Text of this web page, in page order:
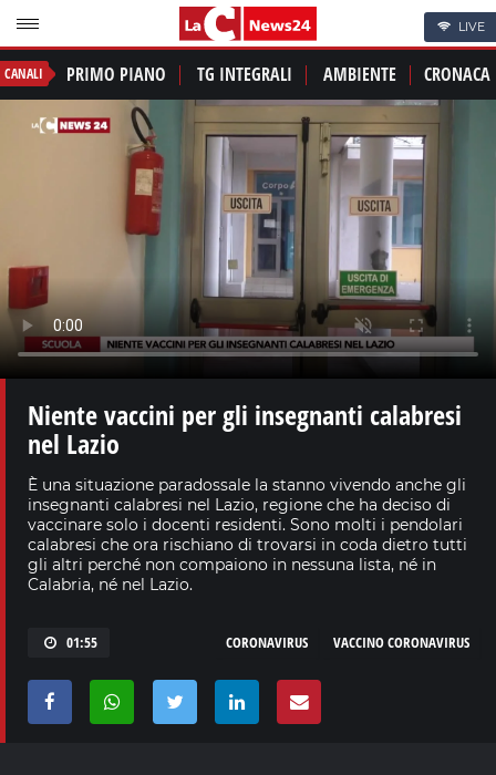
LIVE
CANALI PRIMO PIANO TG INTEGRALI AMBIENTE CRONACA
Niente vaccini per gli insegnanti calabresi
nel Lazio
È una situazione paradossale la stanno vivendo anche gli
insegnanti calabresi nel Lazio, regione che ha deciso di
vaccinare solo i docenti residenti. Sono molti i pendolari
calabresi che ora rischiano di trovarsi in coda dietro tutti
gli altri perché non compaiono in nessuna lista, né in
Calabria, né nel Lazio.
01:55 VACCINO CORONAVIRUS
CORONAVIRUS